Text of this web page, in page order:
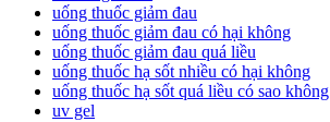
uống thuốc giảm đau
uống thuốc giảm đau có hại không
uống thuốc giảm đau quá liều
uống thuốc hạ sốt nhiều có hại không
uống thuốc hạ sốt quá liều có sao không
uv gel